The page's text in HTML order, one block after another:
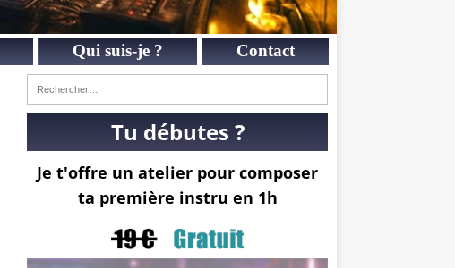
Qui suis-je ? Contact
Tu débutes ?
Je t'offre un atelier pour composer
ta première instru en 1h